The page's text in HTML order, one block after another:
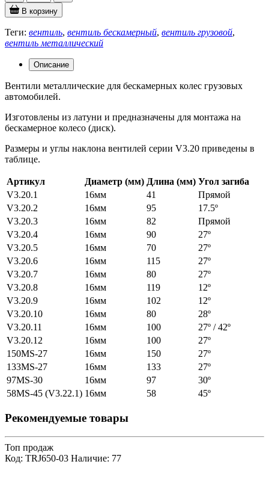
В корзину
Теги: вентиль, вентиль бескамерный, вентиль грузовой,
вентиль металлический
Описание
Вентили металлические для бескамерных колес грузовых
автомобилей.
Изготовлены из латуни и предназначены для монтажа на
бескамерное колесо (диск).
Размеры и углы наклона вентилей серии V3.20 приведены в
таблице.
Артикул Диаметр (мм) Длина (мм) Угол загиба
V3.20.1
16мм 41
Прямой
V3.20.2
16мм 95
17.5º
V3.20.3
16мм 82
Прямой
V3.20.4
16мм 90
27º
V3.20.5
16мм 70
27º
V3.20.6
16мм 115
27º
V3.20.7
16мм 80
27º
V3.20.8
16мм 119
12º
V3.20.9
16мм 102
12º
V3.20.10
16мм 80
28º
V3.20.11
16мм 100
27º / 42º
V3.20.12
16мм 100
27º
150MS-27
16мм 150
27º
133MS-27
16мм 133
27º
97MS-30
16мм 97
30º
58MS-45 (V3.22.1) 16мм 58 45º
Рекомендуемые товары
Топ продаж
Код: TRJ650-03 Наличие: 77